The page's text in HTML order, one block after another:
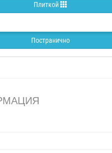
Плиткой
Постранично